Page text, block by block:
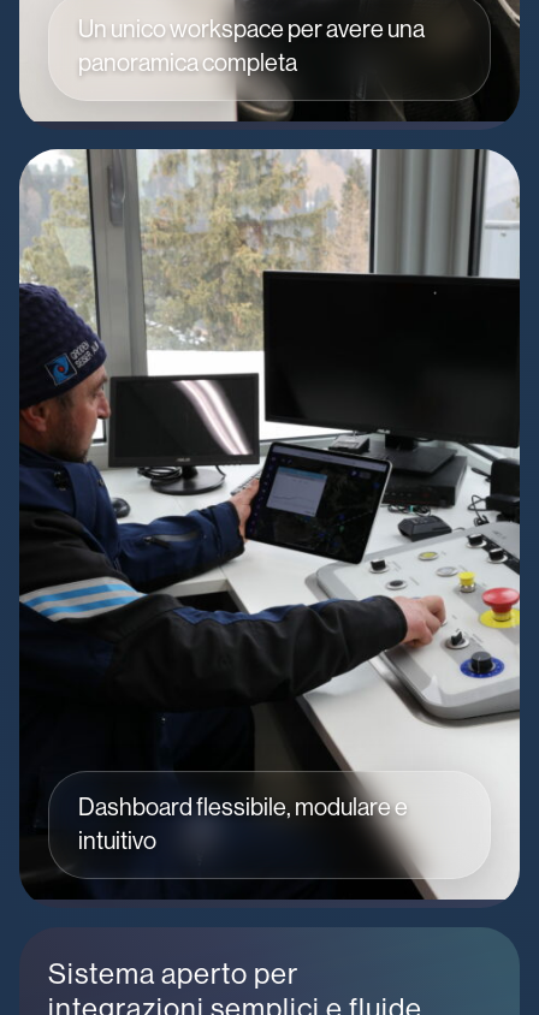
Un unico workspace per avere una
panoramica completa
Dashboard flessibile, modulare e
intuitivo
Sistema aperto per
integrazioni semplici e fluide